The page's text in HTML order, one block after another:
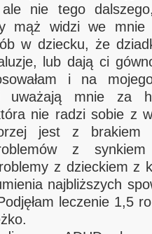
nie tego
mąż widzi we mnie
w dziecku, że
lub dają ci
i na
uważają mnie za
nie radzi sobie z
jest z brakiem
z
z dzieckiem z
najbliższych
leczenie 1,5